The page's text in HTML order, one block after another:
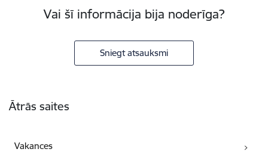
Vai šī informācija bija noderīga?
Sniegt atsauksmi
Ātrās saites
Vakances